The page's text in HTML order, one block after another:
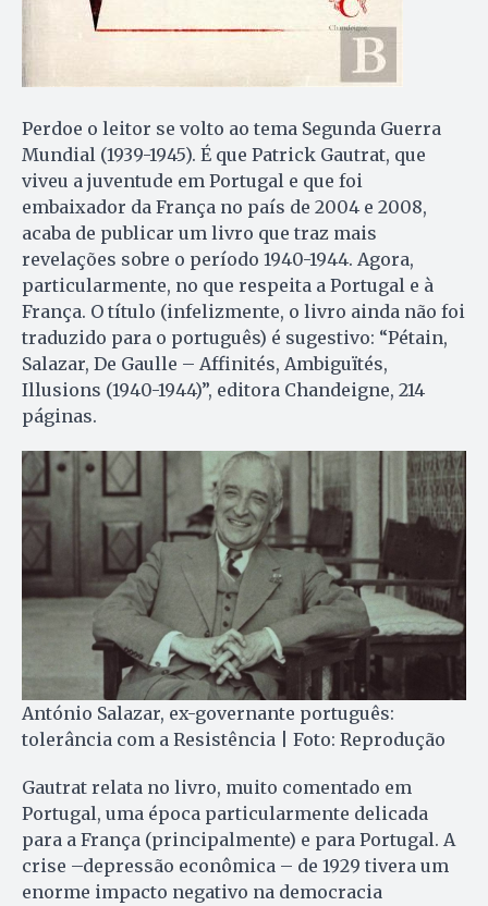
Perdoe o leitor se volto ao tema Segunda Guerra
Mundial (1939-1945). É que Patrick Gautrat, que
viveu a juventude em Portugal e que foi
embaixador da França no país de 2004 e 2008,
acaba de publicar um livro que traz mais
revelações sobre o período 1940-1944. Agora,
particularmente, no que respeita a Portugal e à
França. O título (infelizmente, o livro ainda não foi
traduzido para o português) é sugestivo: “Pétain,
Salazar, De Gaulle – Affinités, Ambiguïtés,
Illusions (1940-1944)”, editora Chandeigne, 214
páginas.
António Salazar, ex-governante português:
tolerância com a Resistência | Foto: Reprodução
Gautrat relata no livro, muito comentado em
Portugal, uma época particularmente delicada
para a França (principalmente) e para Portugal. A
crise –depressão econômica – de 1929 tivera um
enorme impacto negativo na democracia